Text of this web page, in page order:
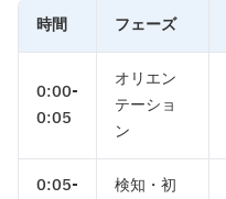
時間 フェーズ
0:00-
0:05
オリエン
テーショ
ン
0:05-
検知・初